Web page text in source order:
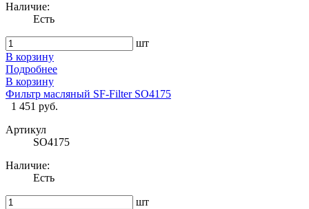
Наличие:
Есть
шт
В корзину
Подробнее
В корзину
Фильтр масляный SF-Filter SO4175
1 451 руб.
Артикул
SO4175
Наличие:
Есть
шт